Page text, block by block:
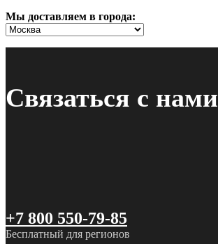
Мы доставляем в города:
Связаться с нами
+7 800 550-79-85
Бесплатный для регионов